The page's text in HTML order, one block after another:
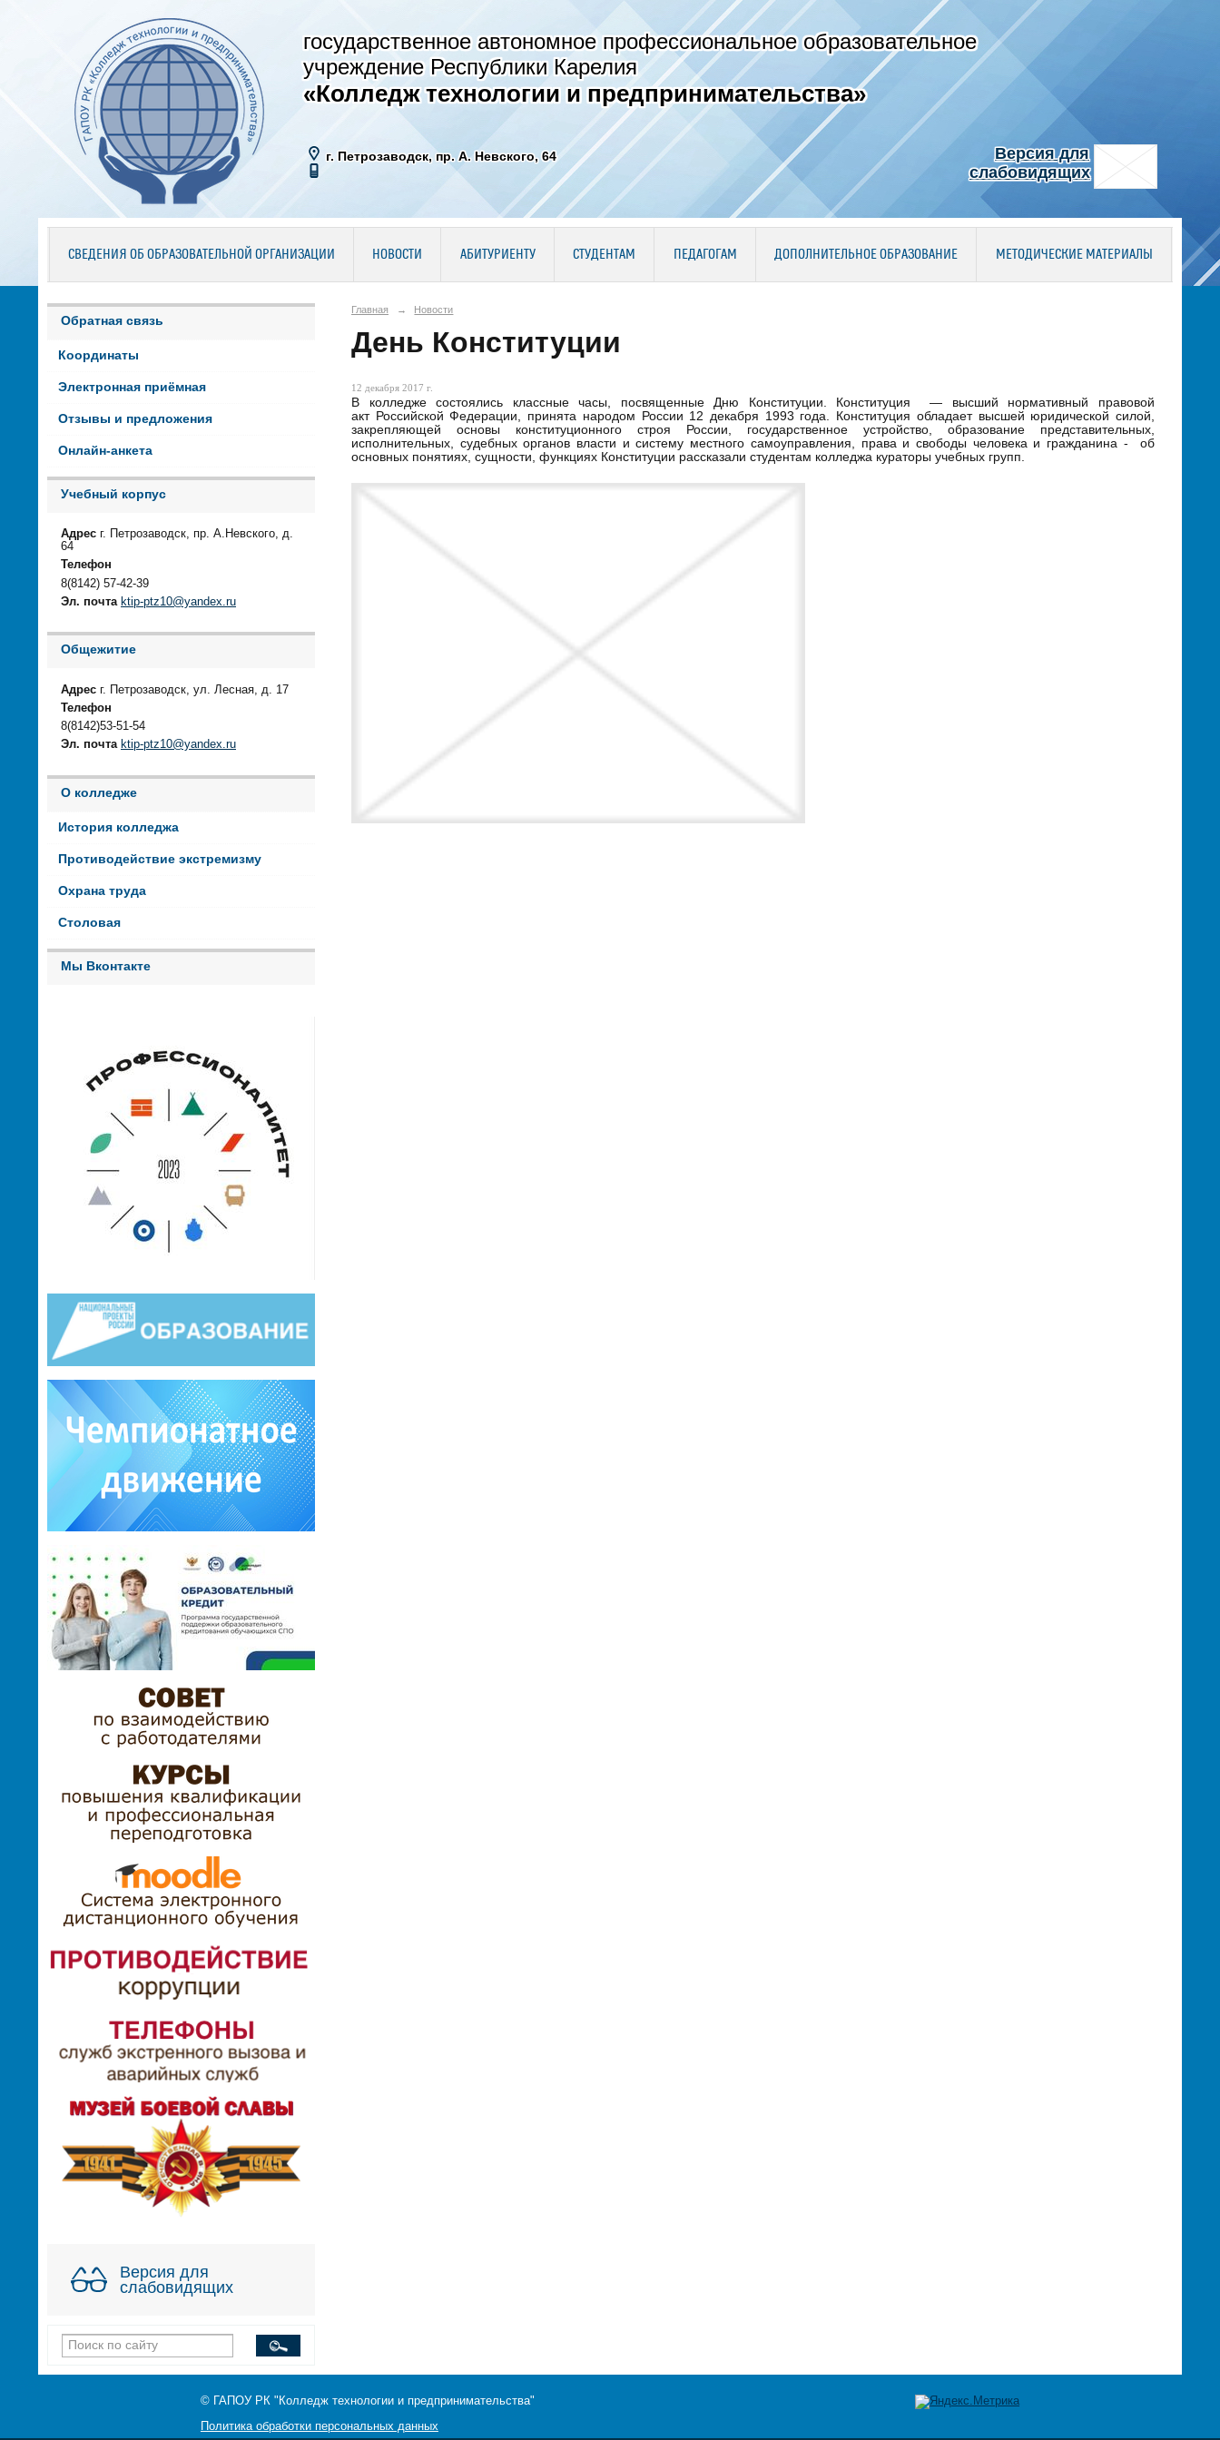
государственное автономное профессиональное образовательное
учреждение Республики Карелия
«Колледж технологии и предпринимательства»
г. Петрозаводск, пр. А. Невского, 64
Версия для
слабовидящих
СВЕДЕНИЯ ОБ ОБРАЗОВАТЕЛЬНОЙ ОРГАНИЗАЦИИ НОВОСТИ АБИТУРИЕНТУ СТУДЕНТАМ ПЕДАГОГАМ ДОПОЛНИТЕЛЬНОЕ ОБРАЗОВАНИЕ МЕТОДИЧЕСКИЕ МАТЕРИАЛЫ
Обратная связь
Координаты
Электронная приёмная
Отзывы и предложения
Онлайн-анкета
Учебный корпус
Адрес г. Петрозаводск, пр. А.Невского, д.
64
Телефон
8(8142) 57-42-39
Эл. почта ktip-ptz10@yandex.ru
Общежитие
Адрес г. Петрозаводск, ул. Лесная, д. 17
Телефон
8(8142)53-51-54
Эл. почта ktip-ptz10@yandex.ru
О колледже
История колледжа
Противодействие экстремизму
Охрана труда
Столовая
Мы Вконтакте
Версия для
слабовидящих
Главная → Новости
День Конституции
12 декабря 2017 г.
В колледже состоялись классные часы, посвященные Дню Конституции. Конституция — высший нормативный правовой
акт Российской Федерации, принята народом России 12 декабря 1993 года. Конституция обладает высшей юридической силой,
закрепляющей основы конституционного строя России, государственное устройство, образование представительных,
исполнительных, судебных органов власти и систему местного самоуправления, права и свободы человека и гражданина - об
основных понятиях, сущности, функциях Конституции рассказали студентам колледжа кураторы учебных групп.
© ГАПОУ РК "Колледж технологии и предпринимательства"
Политика обработки персональных данных